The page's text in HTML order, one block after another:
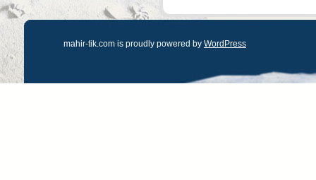
mahir-tik.com is proudly powered by WordPress